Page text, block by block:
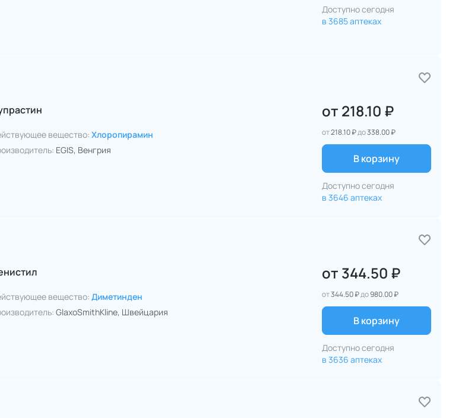
Доступно сегодня
в 3685 аптеках
вещество: Хлоропирамин
EGIS, Венгрия
от 218.10 ₽
от218.10 ₽до338.00 ₽
В корзину
Доступно сегодня
в 3646 аптеках
вещество: Диметинден
GlaxoSmithKline, Швейцария
от 344.50 ₽
от344.50 ₽до980.00 ₽
В корзину
Доступно сегодня
в 3636 аптеках